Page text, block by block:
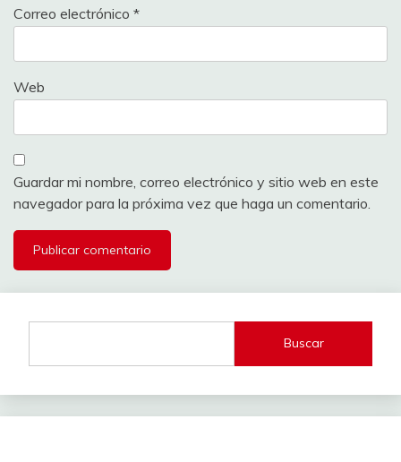
Correo electrónico *
Web
Guardar mi nombre, correo electrónico y sitio web en este
navegador para la próxima vez que haga un comentario.
Buscar